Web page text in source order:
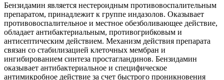
Бензидамин является нестероидным противовоспалительным
препаратом, принадлежит к группе индазолов. Оказывает
противовоспалительное и местное обезболивающее действие,
обладает антибактериальным, противогрибковым и
антисептическим действием. Механизм действия препарата
связан со стабилизацией клеточных мембран и
ингибированием синтеза простагландинов. Бензидамин
оказывает антибактериальное и специфическое
антимикробное действие за счет быстрого проникновения